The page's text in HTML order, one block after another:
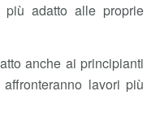
adatto alle proprie
anche ai principianti
lavori più